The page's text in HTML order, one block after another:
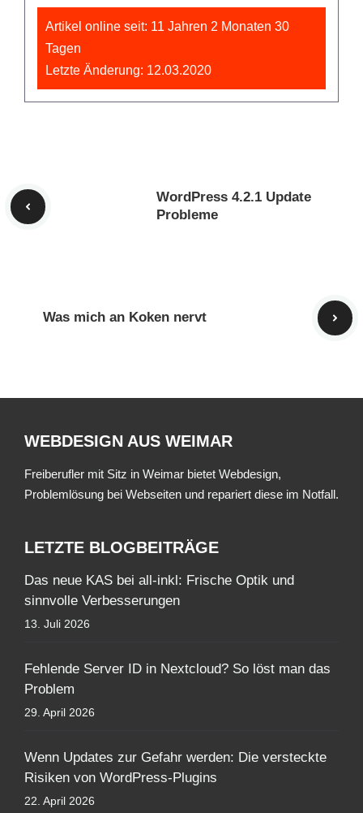
Artikel online seit: 11 Jahren 2 Monaten 30
Tagen
Letzte Änderung: 12.03.2020
WordPress 4.2.1 Update
Probleme
Was mich an Koken nervt
WEBDESIGN AUS WEIMAR
Freiberufler mit Sitz in Weimar bietet Webdesign,
Problemlösung bei Webseiten und repariert diese im Notfall.
LETZTE BLOGBEITRÄGE
Das neue KAS bei all-inkl: Frische Optik und
sinnvolle Verbesserungen
13. Juli 2026
Fehlende Server ID in Nextcloud? So löst man das
Problem
29. April 2026
Wenn Updates zur Gefahr werden: Die versteckte
Risiken von WordPress-Plugins
22. April 2026